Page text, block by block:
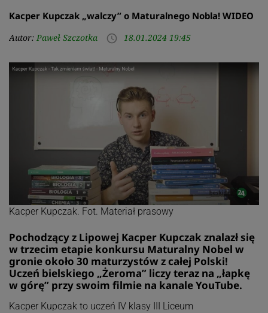
Kacper Kupczak „walczy” o Maturalnego Nobla! WIDEO
Autor: Paweł Szczotka access_time 18.01.2024 19:45
Kacper Kupczak. Fot. Materiał prasowy
Pochodzący z Lipowej Kacper Kupczak znalazł się
w trzecim etapie konkursu Maturalny Nobel w
gronie około 30 maturzystów z całej Polski!
Uczeń bielskiego „Żeroma” liczy teraz na „łapkę
w górę” przy swoim filmie na kanale YouTube.
Kacper Kupczak to uczeń IV klasy III Liceum